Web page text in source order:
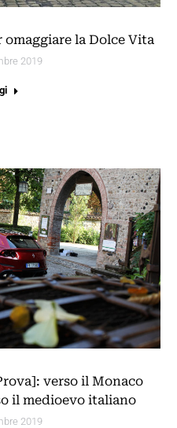
omaggiare la Dolce Vita
2019
verso il Monaco
il medioevo italiano
2019